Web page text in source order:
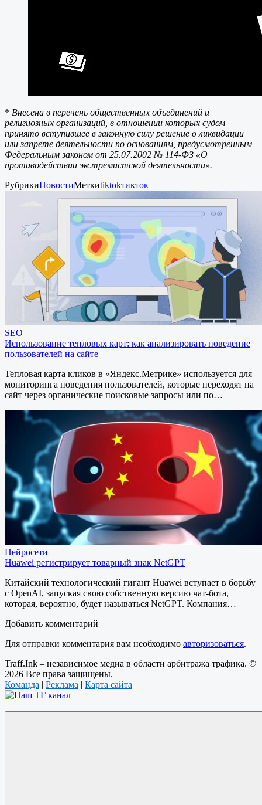
* Внесена в перечень общественных объединений и
религиозных организаций, в отношении которых судом
принято вступившее в законную силу решение о ликвидации
или запрете деятельности по основаниям, предусмотренным
Федеральным законом от 25.07.2002 № 114-ФЗ «О
противодействии экстремистской деятельности».
РубрикиНовостиМеткиtiktokтикток
SEO
Использование тепловых карт: как анализировать поведение
пользователей на сайте
Тепловая карта кликов в «Яндекс.Метрике» используется для
мониторинга поведения пользователей, которые переходят на
сайт через органические поисковые запросы или по…
Нейросети
Huawei регистрирует товарный знак NetGPT
Китайский технологический гигант Huawei вступает в борьбу
с OpenAI, запуская свою собственную версию чат-бота,
которая, вероятно, будет называться NetGPT. Компания…
Добавить комментарий
Для отправки комментария вам необходимо авторизоваться.
Traff.Ink – независимое медиа в области арбитража трафика. ©
2026 Все права защищены.
Команда | Реклама | Карта сайта